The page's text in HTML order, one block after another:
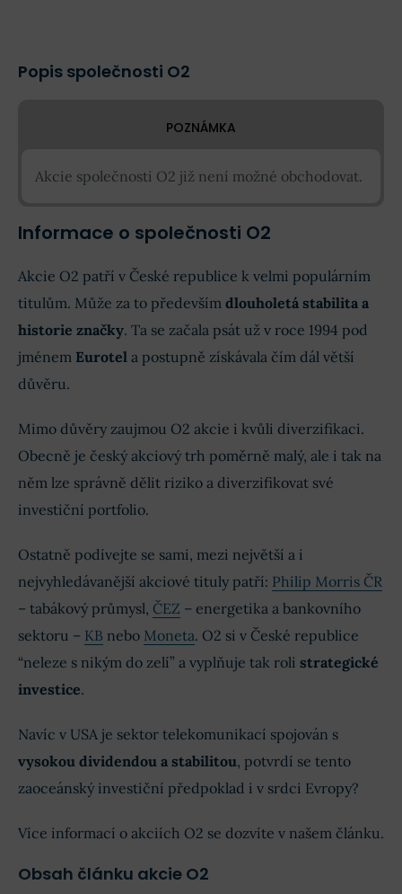
Popis společnosti O2
POZNÁMKA
Akcie společnosti O2 již není možné obchodovat.
Informace o společnosti O2
Akcie O2 patří v České republice k velmi populárním
titulům. Může za to především dlouholetá stabilita a
historie značky. Ta se začala psát už v roce 1994 pod
jménem Eurotel a postupně získávala čím dál větší
důvěru.
Mimo důvěry zaujmou O2 akcie i kvůli diverzifikaci.
Obecně je český akciový trh poměrně malý, ale i tak na
něm lze správně dělit riziko a diverzifikovat své
investiční portfolio.
Ostatně podívejte se sami, mezi největší a i
nejvyhledávanější akciové tituly patří: Philip Morris ČR
– tabákový průmysl, ČEZ – energetika a bankovního
sektoru – KB nebo Moneta. O2 si v České republice
“neleze s nikým do zelí” a vyplňuje tak roli strategické
investice.
Navíc v USA je sektor telekomunikací spojován s
vysokou dividendou a stabilitou, potvrdí se tento
zaoceánský investiční předpoklad i v srdci Evropy?
Více informací o akciích O2 se dozvíte v našem článku.
Obsah článku akcie O2